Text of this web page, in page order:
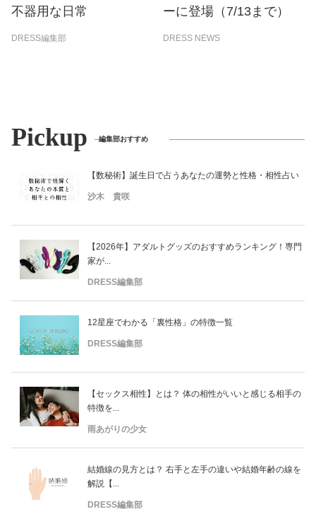
不器用な日常
DRESS編集部
ーに登場（7/13まで）
DRESS NEWS
Pickup 編集部おすすめ
【数秘術】誕生日で占うあなたの運勢と性格・相性占い
沙木 貴咲
【2026年】アダルトグッズのおすすめランキング！専門
家が...
DRESS編集部
12星座でわかる「裏性格」の特徴一覧
DRESS編集部
【セックス相性】とは？ 体の相性がいいと感じる相手の
特徴を...
雨あがりの少女
結婚線の見方とは？ 右手と左手の違いや結婚年齢の線を
解説【...
DRESS編集部